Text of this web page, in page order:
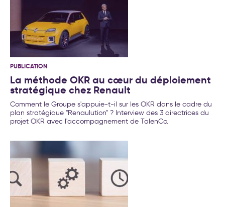
PUBLICATION
La méthode OKR au cœur du déploiement
stratégique chez Renault
Comment le Groupe s'appuie-t-il sur les OKR dans le cadre du
plan stratégique "Renaulution" ? Interview des 3 directrices du
projet OKR avec l'accompagnement de TalenCo.